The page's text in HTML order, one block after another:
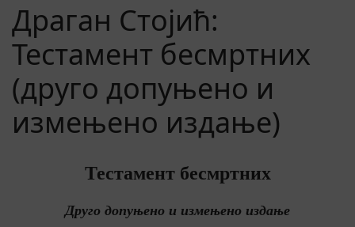
Драган Стојић:
Тестамент бесмртних
(друго допуњено и
измењено издање)
Тестамент бесмртних
Друго допуњено и измењено издање